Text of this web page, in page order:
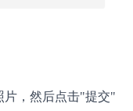
片，然后点击"提交"